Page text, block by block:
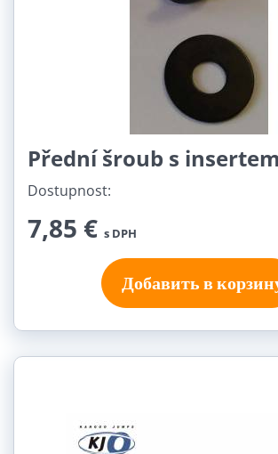
Přední šroub s insertem
Dostupnost:
7,85 € s DPH
Добавить в